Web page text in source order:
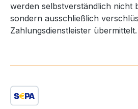
werden selbstverständlich nicht
sondern ausschließlich
Zahlungsdienstleister übermittelt.